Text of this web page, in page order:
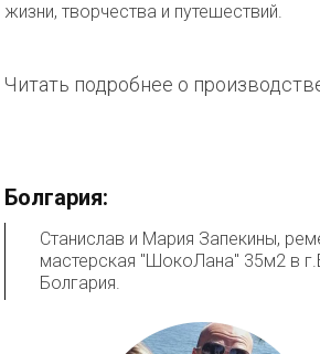
жизни, творчества и путешествий.
Читать подробнее о
Болгария:
Станислав и Мария Запекины,
мастерская "ШокоЛана" 35м2 в
Болгария.